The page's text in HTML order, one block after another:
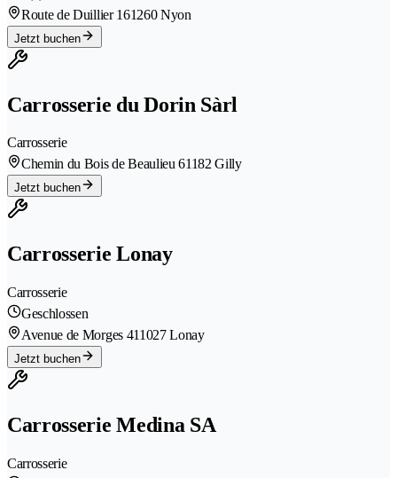
Route de Duillier 161260 Nyon
Jetzt buchen
Carrosserie du Dorin Sàrl
Carrosserie
Chemin du Bois de Beaulieu 61182 Gilly
Jetzt buchen
Carrosserie Lonay
Carrosserie
Geschlossen
Avenue de Morges 411027 Lonay
Jetzt buchen
Carrosserie Medina SA
Carrosserie